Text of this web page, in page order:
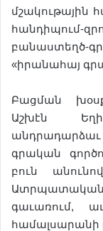
մշակութային
հանդիպում-
«իրանահայ
Բացման
Աշխէն
գրական
բուն
գաւառում,
համալսարանի